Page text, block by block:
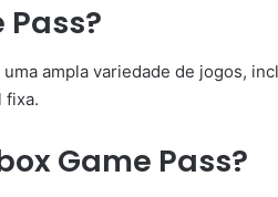
ampla variedade de jogos,
fixa.
Game Pass?